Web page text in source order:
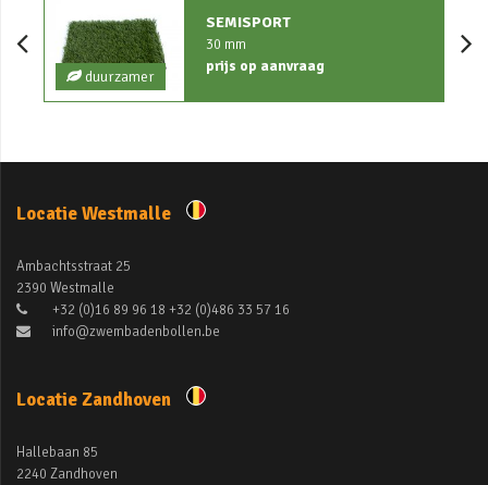
duurzamer
SEMISPORT
30 mm
prijs op aanvraag
Locatie Westmalle
Ambachtsstraat 25
2390 Westmalle
+32 (0)16 89 96 18 +32 (0)486 33 57 16
info@zwembadenbollen.be
Locatie Zandhoven
Hallebaan 85
2240 Zandhoven